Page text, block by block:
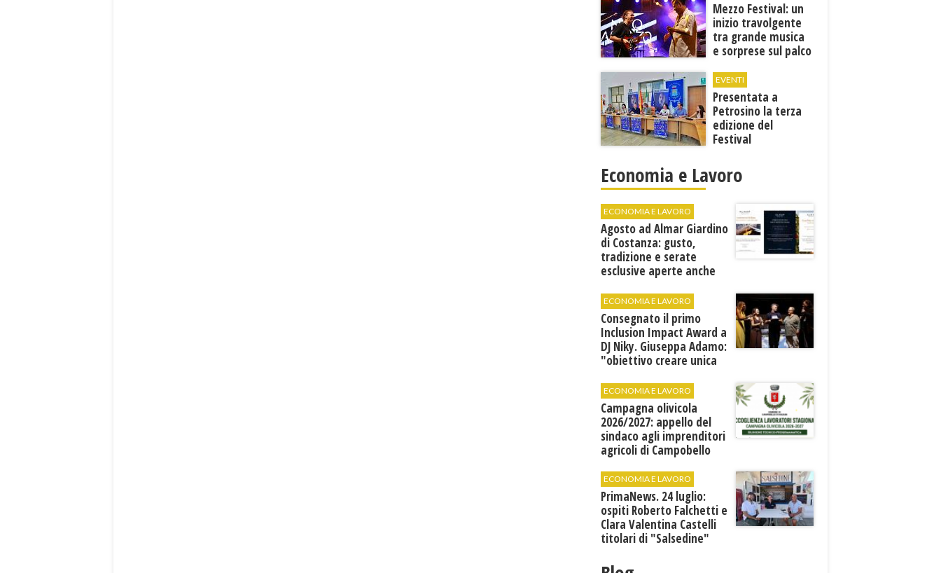
Mezzo Festival: un
inizio travolgente
tra grande musica
e sorprese sul palco
EVENTI
Presentata a
Petrosino la terza
edizione del
Festival
"Voci dal
Economia e Lavoro
ECONOMIA E LAVORO
Agosto ad Almar Giardino
di Costanza: gusto,
tradizione e serate
esclusive aperte anche
ECONOMIA E LAVORO
Consegnato il primo
Inclusion Impact Award a
DJ Niky. Giuseppa Adamo:
"obiettivo creare unica
ECONOMIA E LAVORO
Campagna olivicola
2026/2027: appello del
sindaco agli imprenditori
agricoli di Campobello
ECONOMIA E LAVORO
PrimaNews. 24 luglio:
ospiti Roberto Falchetti e
Clara Valentina Castelli
titolari di "Salsedine"